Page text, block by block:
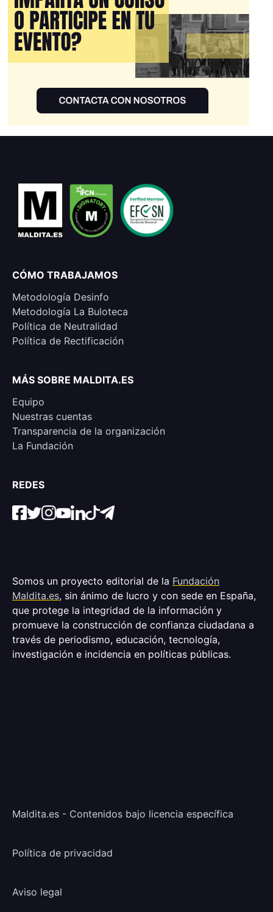
CÓMO TRABAJAMOS
Metodología Desinfo
Metodología La Buloteca
Política de Neutralidad
Política de Rectificación
MÁS SOBRE MALDITA.ES
Equipo
Nuestras cuentas
Transparencia de la organización
La Fundación
REDES
Somos un proyecto editorial de la Fundación
Maldita.es, sin ánimo de lucro y con sede en España,
que protege la integridad de la información y
promueve la construcción de confianza ciudadana a
través de periodismo, educación, tecnología,
investigación e incidencia en políticas públicas.
Maldita.es - Contenidos bajo licencia específica
Política de privacidad
Aviso legal